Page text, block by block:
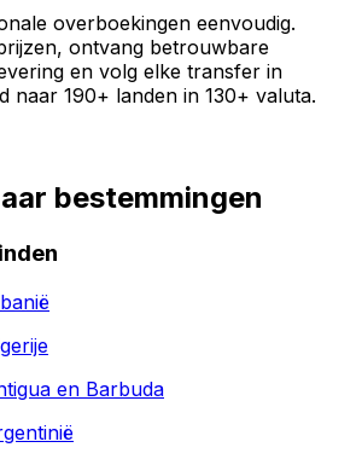
overboekingen eenvoudig.
ontvang betrouwbare
en volg elke transfer in
naar 190+ landen in 130+ valuta.
bestemmingen
en Barbuda